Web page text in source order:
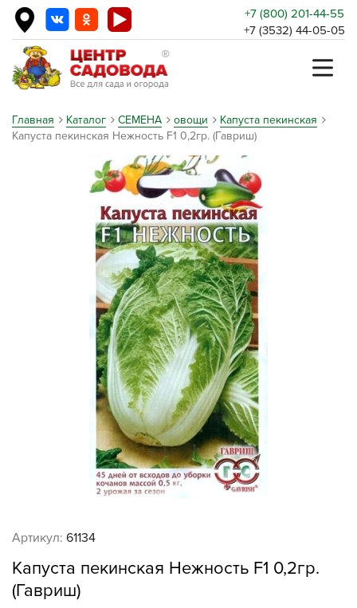
+7 (800) 201-44-55
+7 (3532) 44-05-05
Главная Каталог СЕМЕНА овощи
Капуста пекинская
Капуста пекинская Нежность F1 0,2гр. (Гавриш)
Артикул: 61134
Капуста пекинская Нежность F1 0,2гр.
(Гавриш)